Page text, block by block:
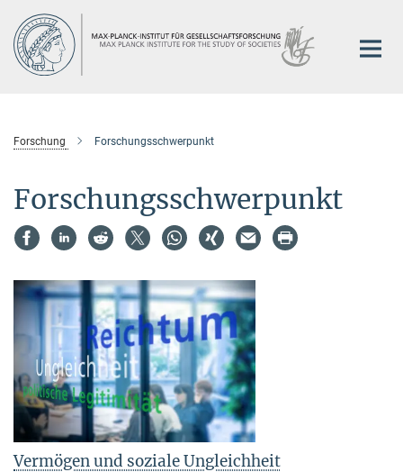
Hauptinhalt
Forschung Forschungsschwerpunkt
Forschungsschwerpunkt
Vermögen und soziale Ungleichheit